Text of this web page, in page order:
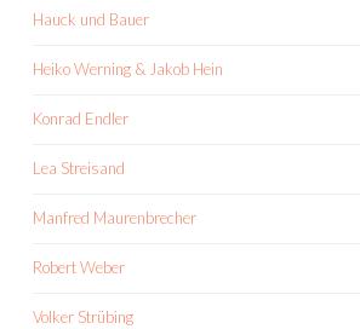
Hauck und Bauer
Heiko Werning & Jakob Hein
Konrad Endler
Lea Streisand
Manfred Maurenbrecher
Robert Weber
Volker Strübing